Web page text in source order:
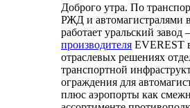
Доброго утра. По
РЖД и
работает уральский завод
производителя EVEREST
отраслевых решениях
транспортной
ограждения для
плюс аэропорты как